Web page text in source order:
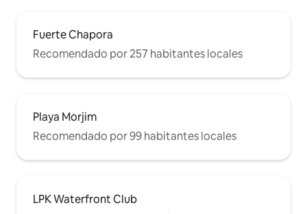
Fuerte Chapora
Recomendado por 257 habitantes locales
Playa Morjim
Recomendado por 99 habitantes locales
LPK Waterfront Club